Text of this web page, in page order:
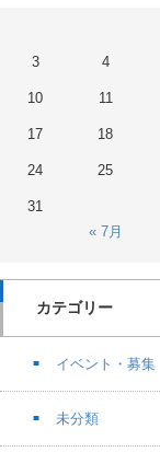
3 4
10 11
17 18
24 25
31
« 7月
カテゴリー
イベント・募集
未分類